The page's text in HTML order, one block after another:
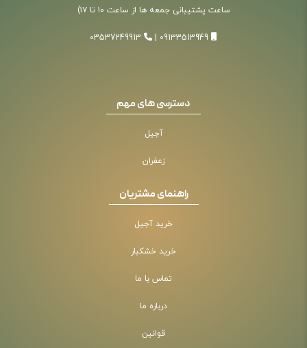
ساعت پشتیبانی جمعه ها از ساعت ۱۰ تا ۱۷)
09133513949
03537249913
دسترسی های مهم
آجیل
زعفران
راهنمای مشتریان
خرید آجیل
خرید خشکبار
تماس با ما
درباره ما
قوانین